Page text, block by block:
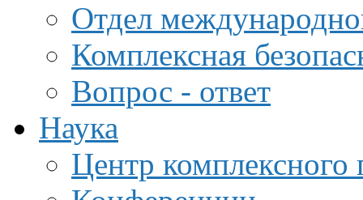
Отдел
Комплексная
Вопрос - ответ
Наука
Центр